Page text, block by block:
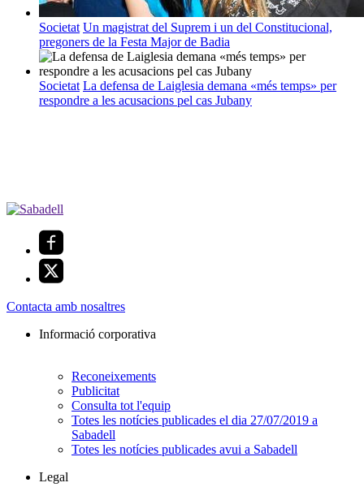
Societat Un magistrat del Suprem i un del Constitucional,
pregoners de la Festa Major de Badia
Societat La defensa de Laiglesia demana «més temps» per
respondre a les acusacions pel cas Jubany
Contacta amb nosaltres
Informació corporativa
Reconeixements
Publicitat
Consulta tot l'equip
Totes les notícies publicades el dia 27/07/2019 a
Sabadell
Totes les notícies publicades avui a Sabadell
Legal